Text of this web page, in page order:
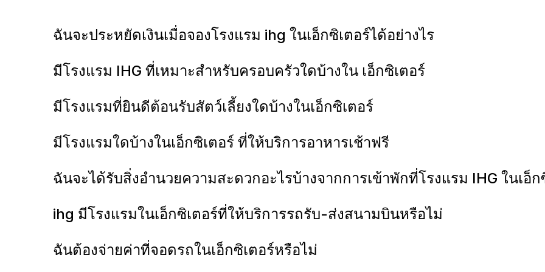
ฉันจะประหยัดเงินเมื่อจองโรงแรม ihg ในเอ็กซิเตอร์ได้อย่างไร
มีโรงแรม IHG ที่เหมาะสำหรับครอบครัวใดบ้างใน เอ็กซิเตอร์
มีโรงแรมที่ยินดีต้อนรับสัตว์เลี้ยงใดบ้างในเอ็กซิเตอร์
มีโรงแรมใดบ้างในเอ็กซิเตอร์ ที่ให้บริการอาหารเช้าฟรี
ฉันจะได้รับสิ่งอำนวยความสะดวกอะไรบ้างจากการเข้าพักที่โรงแรม IHG ในเอ็ก
ihg มีโรงแรมในเอ็กซิเตอร์ที่ให้บริการรถรับ-ส่งสนามบินหรือไม่
ฉันต้องจ่ายค่าที่จอดรถในเอ็กซิเตอร์หรือไม่